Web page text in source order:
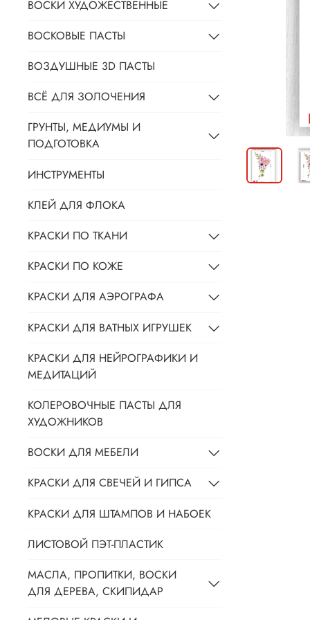
ВОСКИ ХУДОЖЕСТВЕННЫЕ
ВОСКОВЫЕ ПАСТЫ
ВОЗДУШНЫЕ 3D ПАСТЫ
ВСЁ ДЛЯ ЗОЛОЧЕНИЯ
ГРУНТЫ, МЕДИУМЫ И
ПОДГОТОВКА
ИНСТРУМЕНТЫ
КЛЕЙ ДЛЯ ФЛОКА
КРАСКИ ПО ТКАНИ
КРАСКИ ПО КОЖЕ
КРАСКИ ДЛЯ АЭРОГРАФА
КРАСКИ ДЛЯ ВАТНЫХ ИГРУШЕК
КРАСКИ ДЛЯ НЕЙРОГРАФИКИ И
МЕДИТАЦИЙ
КОЛЕРОВОЧНЫЕ ПАСТЫ ДЛЯ
ХУДОЖНИКОВ
ВОСКИ ДЛЯ МЕБЕЛИ
КРАСКИ ДЛЯ СВЕЧЕЙ И ГИПСА
КРАСКИ ДЛЯ ШТАМПОВ И НАБОЕК
ЛИСТОВОЙ ПЭТ-ПЛАСТИК
МАСЛА, ПРОПИТКИ, ВОСКИ
ДЛЯ ДЕРЕВА, СКИПИДАР